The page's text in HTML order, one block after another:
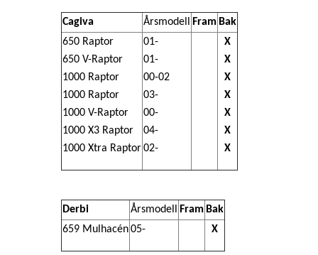
Cagiva Årsmodell Fram Bak
650 Raptor
650 V-Raptor
1000 Raptor
1000 Raptor
1000 V-Raptor
1000 X3 Raptor
1000 Xtra Raptor
01-
01-
00-02
03-
00-
04-
02-
X
X
X
X
X
X
X
Derbi Årsmodell Fram Bak
659 Mulhacén05- X